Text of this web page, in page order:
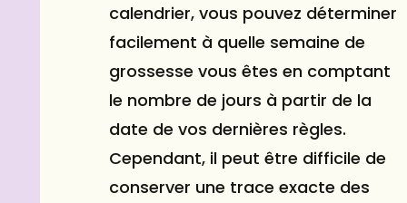
calendrier, vous pouvez déterminer
facilement à quelle semaine de
grossesse vous êtes en comptant
le nombre de jours à partir de la
date de vos dernières règles.
Cependant, il peut être difficile de
conserver une trace exacte des